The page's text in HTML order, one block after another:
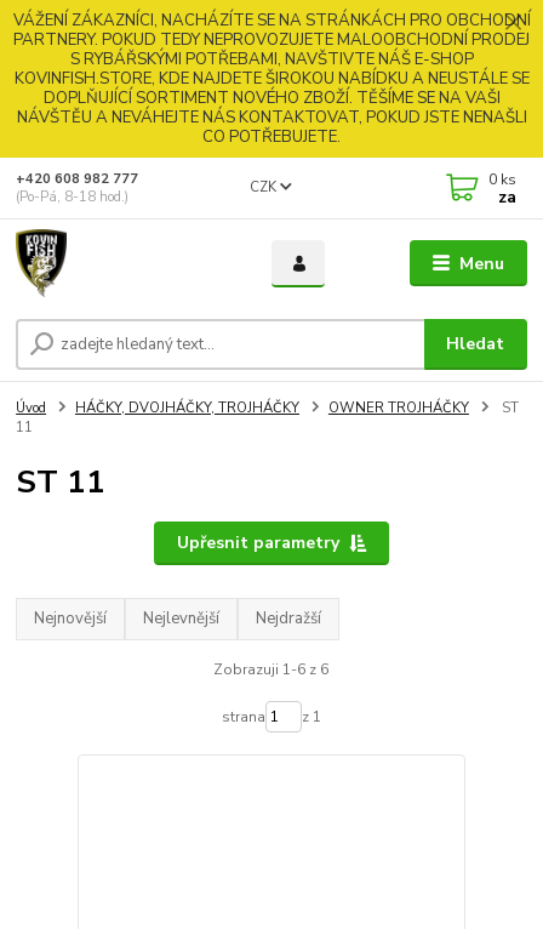
VÁŽENÍ ZÁKAZNÍCI, NACHÁZÍTE SE NA STRÁNKÁCH PRO OBCHODNÍ
PARTNERY. POKUD TEDY NEPROVOZUJETE MALOOBCHODNÍ PRODEJ
S RYBÁŘSKÝMI POTŘEBAMI, NAVŠTIVTE NÁŠ E-SHOP
KOVINFISH.STORE, KDE NAJDETE ŠIROKOU NABÍDKU A NEUSTÁLE SE
DOPLŇUJÍCÍ SORTIMENT NOVÉHO ZBOŽÍ. TĚŠÍME SE NA VAŠI
NÁVŠTĚU A NEVÁHEJTE NÁS KONTAKTOVAT, POKUD JSTE NENAŠLI
CO POTŘEBUJETE.
Menu
CZK
Hledat
+420 608 982 777
(Po-Pá, 8-18 hod.)
0 ks
za
Úvod HÁČKY, DVOJHÁČKY, TROJHÁČKY OWNER TROJHÁČKY
ST
11
ST 11
Upřesnit parametry
Nejnovější Nejlevnější Nejdražší
Zobrazuji 1-6 z 6
strana z 1